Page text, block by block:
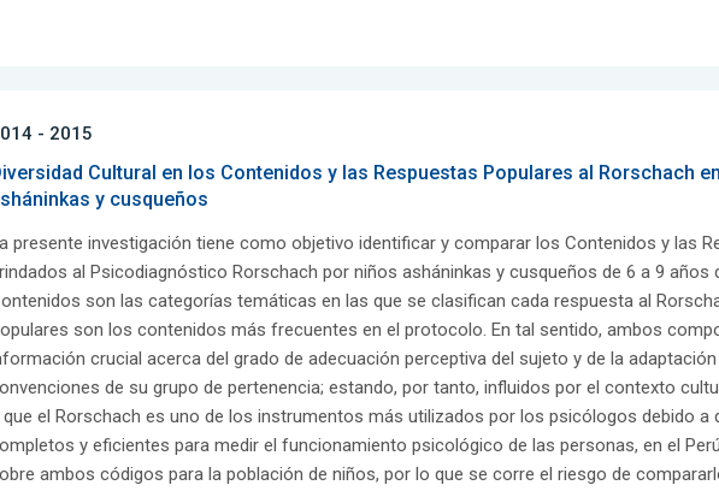
- 2015
Cultural en los Contenidos y las Respuestas Populares al Rorschach
y cusqueños
presente investigación tiene como objetivo identificar y comparar los Contenidos y las
al Psicodiagnóstico Rorschach por niños asháninkas y cusqueños de 6 a 9 años
son las categorías temáticas en las que se clasifican cada respuesta al
son los contenidos más frecuentes en el protocolo. En tal sentido, ambos
crucial acerca del grado de adecuación perceptiva del sujeto y de la
de su grupo de pertenencia; estando, por tanto, influidos por el contexto
que el Rorschach es uno de los instrumentos más utilizados por los psicólogos debido a
y eficientes para medir el funcionamiento psicológico de las personas, en el
ambos códigos para la población de niños, por lo que se corre el riesgo de